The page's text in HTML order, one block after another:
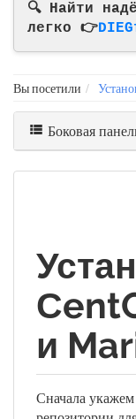
🔍 Найти
легко 👉
Вы посетили
Боковая
и
Сначала